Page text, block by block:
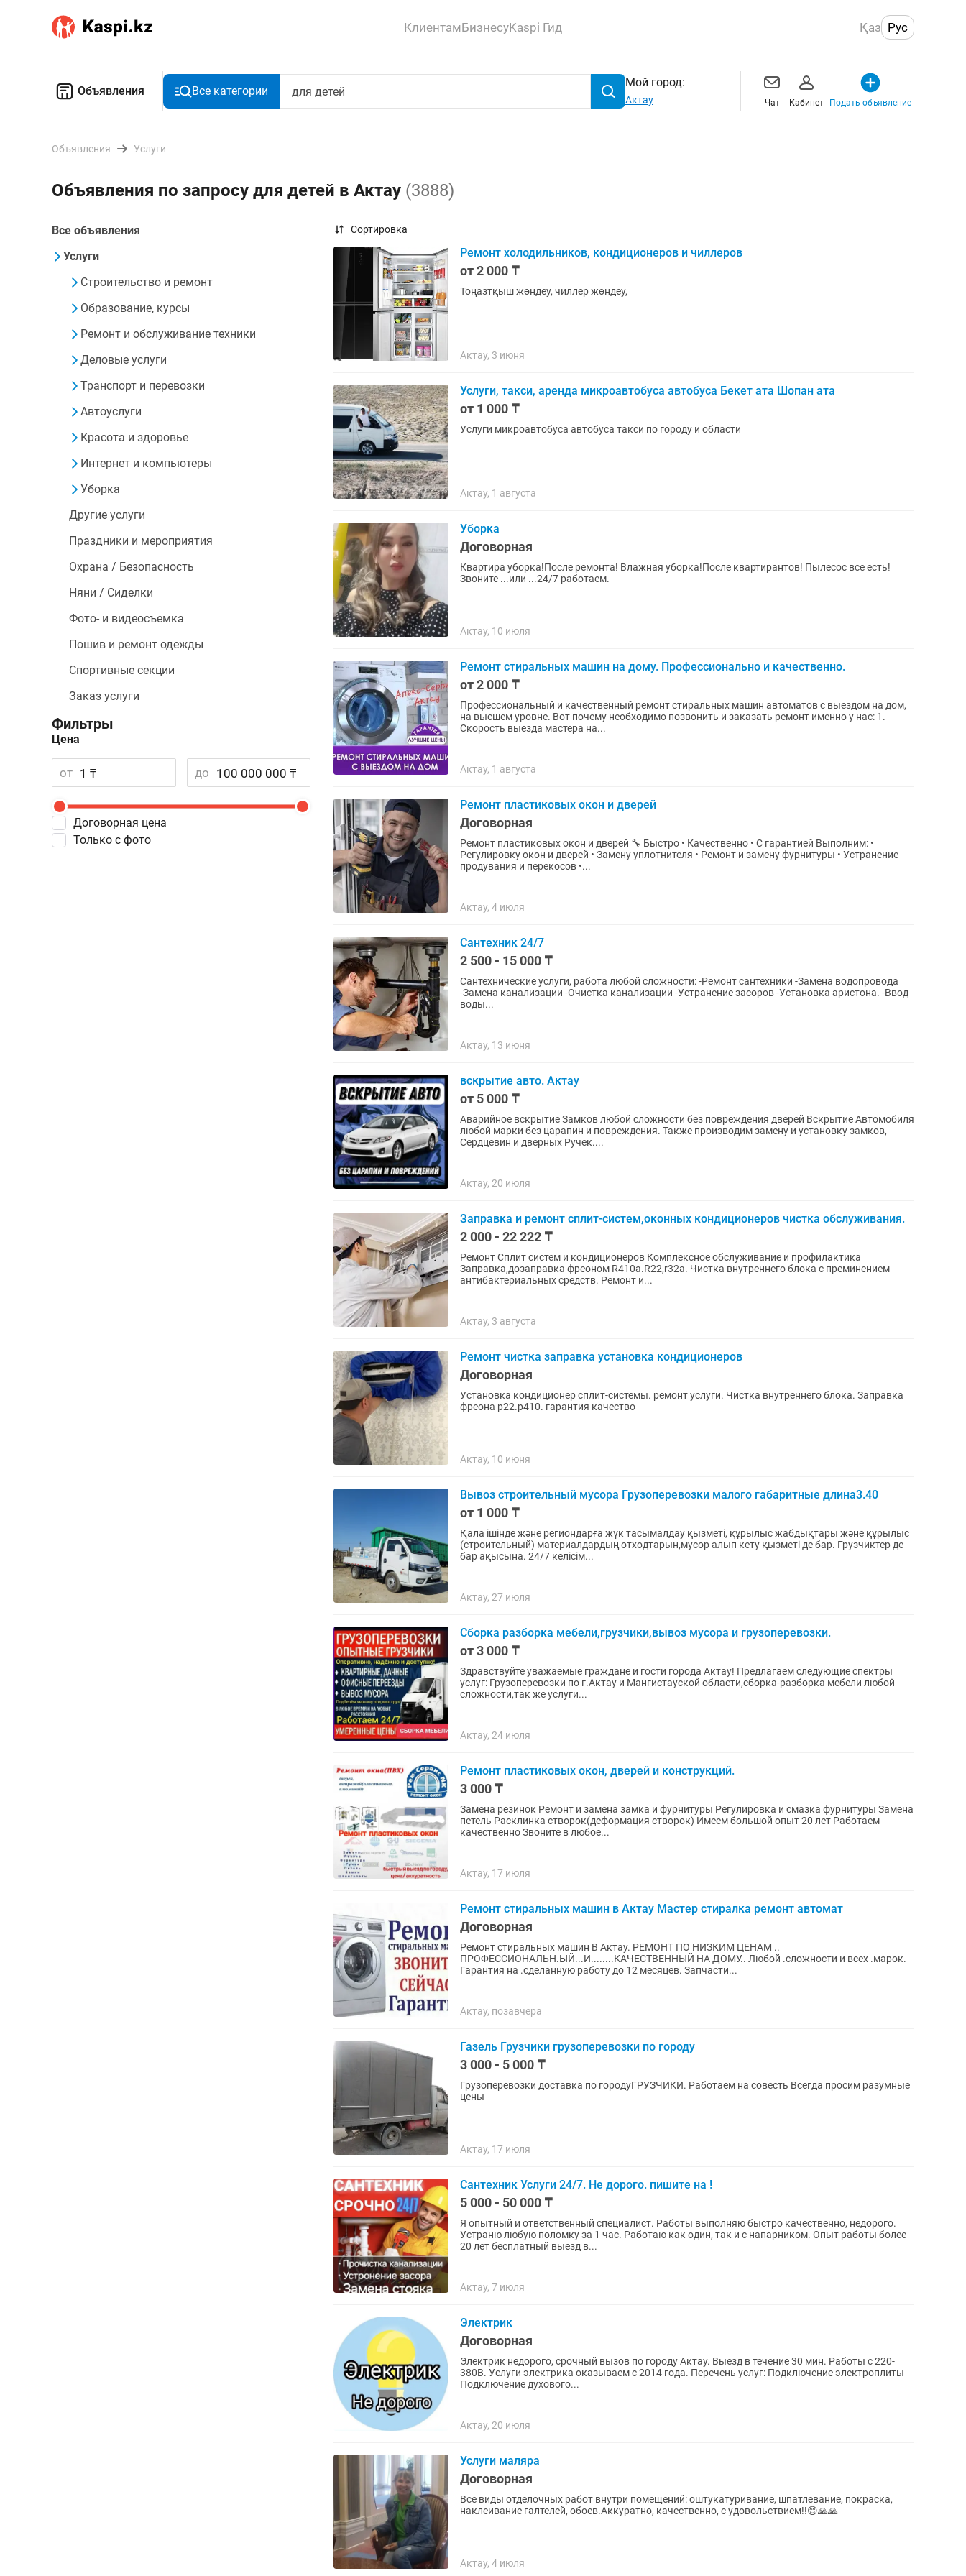
КлиентамБизнесуKaspi Гид Қаз Рус
Объявления Все категории
Мой город:
Актау Чат Кабинет Подать объявление
Объявления Услуги
Объявления по запросу для детей в Актау (3888)
Все объявления
Услуги
Строительство и ремонт
Образование, курсы
Ремонт и обслуживание техники
Деловые услуги
Транспорт и перевозки
Автоуслуги
Красота и здоровье
Другие услуги
Интернет и компьютеры
Уборка
Праздники и мероприятия
Охрана / Безопасность
Няни / Сиделки
Фото- и видеосъемка
Пошив и ремонт одежды
Спортивные секции
Заказ услуги
Фильтры
Цена
от до
Договорная цена
Только с фото
Сортировка
Ремонт холодильников, кондиционеров и чиллеров
от 2 000 ₸
Тоңазтқыш жөндеу, чиллер жөндеу,
Актау, 3 июня
Услуги, такси, аренда микроавтобуса автобуса Бекет ата Шопан ата
от 1 000 ₸
Услуги микроавтобуса автобуса такси по городу и области
Актау, 1 августа
Уборка
Договорная
Квартира уборка!После ремонта! Влажная уборка!После квартирантов! Пылесос все есть!
Звоните ...или ...24/7 работаем.
Актау, 10 июля
Ремонт стиральных машин на дому. Профессионально и качественно.
от 2 000 ₸
Профессиональный и качественный ремонт стиральных машин автоматов с выездом на дом,
на высшем уровне. Вот почему необходимо позвонить и заказать ремонт именно у нас: 1.
Скорость выезда мастера на...
Актау, 1 августа
Ремонт пластиковых окон и дверей
Договорная
Ремонт пластиковых окон и дверей 🔧 Быстро • Качественно • С гарантией Выполним: •
Регулировку окон и дверей • Замену уплотнителя • Ремонт и замену фурнитуры • Устранение
продувания и перекосов •...
Актау, 4 июля
Сантехник 24/7
2 500 - 15 000 ₸
Сантехнические услуги, работа любой сложности: -Ремонт сантехники -Замена водопровода
-Замена канализации -Очистка канализации -Устранение засоров -Установка аристона. -Ввод
воды...
Актау, 13 июня
вскрытие авто. Актау
от 5 000 ₸
Аварийное вскрытие Замков любой сложности без повреждения дверей Вскрытие Автомобиля
любой марки без царапин и повреждения. Также производим замену и установку замков,
Сердцевин и дверных Ручек....
Актау, 20 июля
Заправка и ремонт сплит-систем,оконных кондиционеров чистка обслуживания.
2 000 - 22 222 ₸
Ремонт Сплит систем и кондиционеров Комплексное обслуживание и профилактика
Заправка,дозаправка фреоном R410a.R22,r32a. Чистка внутреннего блока с преминением
антибактериальных средств. Ремонт и...
Актау, 3 августа
Ремонт чистка заправка установка кондиционеров
Договорная
Установка кондиционер сплит-системы. ремонт услуги. Чистка внутреннего блока. Заправка
фреона р22.р410. гарантия качество
Актау, 10 июня
Вывоз строительный мусора Грузоперевозки малого габаритные длина3.40
от 1 000 ₸
Қала ішінде және региондарға жүк тасымалдау қызметі, құрылыс жабдықтары және құрылыс
(строительный) материалдардың отходтарын,мусор алып кету қызметі де бар. Грузчиктер де
бар ақысына. 24/7 келісім...
Актау, 27 июля
Сборка разборка мебели,грузчики,вывоз мусора и грузоперевозки.
от 3 000 ₸
Здравствуйте уважаемые граждане и гости города Актау! Предлагаем следующие спектры
услуг: Грузоперевозки по г.Актау и Мангистауской области,сборка-разборка мебели любой
сложности,так же услуги...
Актау, 24 июля
Ремонт пластиковых окон, дверей и конструкций.
3 000 ₸
Замена резинок Ремонт и замена замка и фурнитуры Регулировка и смазка фурнитуры Замена
петель Расклинка створок(деформация створок) Имеем большой опыт 20 лет Работаем
качественно Звоните в любое...
Актау, 17 июля
Ремонт стиральных машин в Актау Мастер стиралка ремонт автомат
Договорная
Ремонт стиральных машин В Актау. РЕМОНТ ПО НИЗКИМ ЦЕНАМ ..
ПРОФЕССИОНАЛЬН.ЫЙ...И........КАЧЕСТВЕННЫЙ НА ДОМУ.. Любой .сложности и всех .марок.
Гарантия на .сделанную работу до 12 месяцев. Запчасти...
Актау, позавчера
Газель Грузчики грузоперевозки по городу
3 000 - 5 000 ₸
Грузоперевозки доставка по городуГРУЗЧИКИ. Работаем на совесть Всегда просим разумные
цены
Актау, 17 июля
Сантехник Услуги 24/7. Не дорого. пишите на !
5 000 - 50 000 ₸
Я опытный и ответственный специалист. Работы выполняю быстро качественно, недорого.
Устраню любую поломку за 1 час. Работаю как один, так и с напарником. Опыт работы более
20 лет бесплатный выезд в...
Актау, 7 июля
Электрик
Договорная
Электрик недорого, срочный вызов по городу Актау. Выезд в течение 30 мин. Работы с 220-
380В. Услуги электрика оказываем с 2014 года. Перечень услуг: Подключение электроплиты
Подключение духового...
Актау, 20 июля
Услуги маляра
Договорная
Все виды отделочных работ внутри помещений: оштукатуривание, шпатлевание, покраска,
наклеивание галтелей, обоев.Аккуратно, качественно, с удовольствием!!😊🙏🙏
Актау, 4 июля